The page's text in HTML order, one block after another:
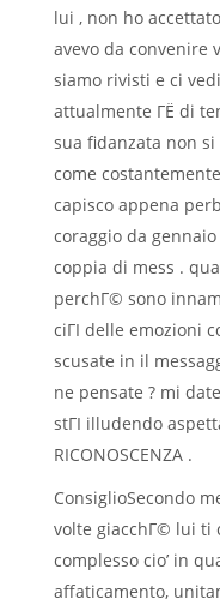
lui , non ho
avevo da convenire
siamo rivisti e ci
attualmente ГЁ di
sua fidanzata non
come
capisco appena
coraggio da
coppia di mess .
perchГ© sono
ciГІ delle emozioni
scusate in il
ne pensate ? mi
stГІ illudendo
RICONOSCENZA .
ConsiglioSecondo
volte giacchГ© lui ti
complesso cio’ in
affaticamento,